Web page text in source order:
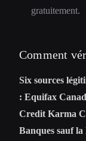
gratuitement.
Comment
Six sources
: Equifax
Credit Karma
Banques sauf